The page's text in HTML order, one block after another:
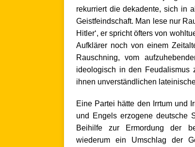
rekurriert die dekadente, sich in
Geistfeindschaft. Man lese nur
Hitler‘, er spricht öfters von
Aufklärer noch von einem
Rauschning, vom
ideologisch in den Feudalismus
ihnen unverständlichen
Eine Partei hätte den Irrtum und
und Engels erzogene deutsche
Beihilfe zur Ermordung der
wiederum ein Umschlag der